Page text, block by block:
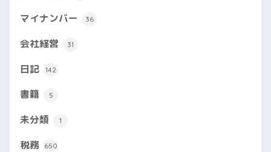
マイナンバー 36
会社経営 31
日記 142
書籍 5
未分類 1
税務 650